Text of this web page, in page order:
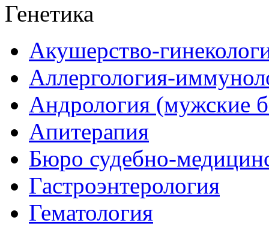
Генетика
Акушерство-
Аллергология-
Андрология (мужские
Апитерапия
Бюро судебно-
Гастроэнтерология
Гематология